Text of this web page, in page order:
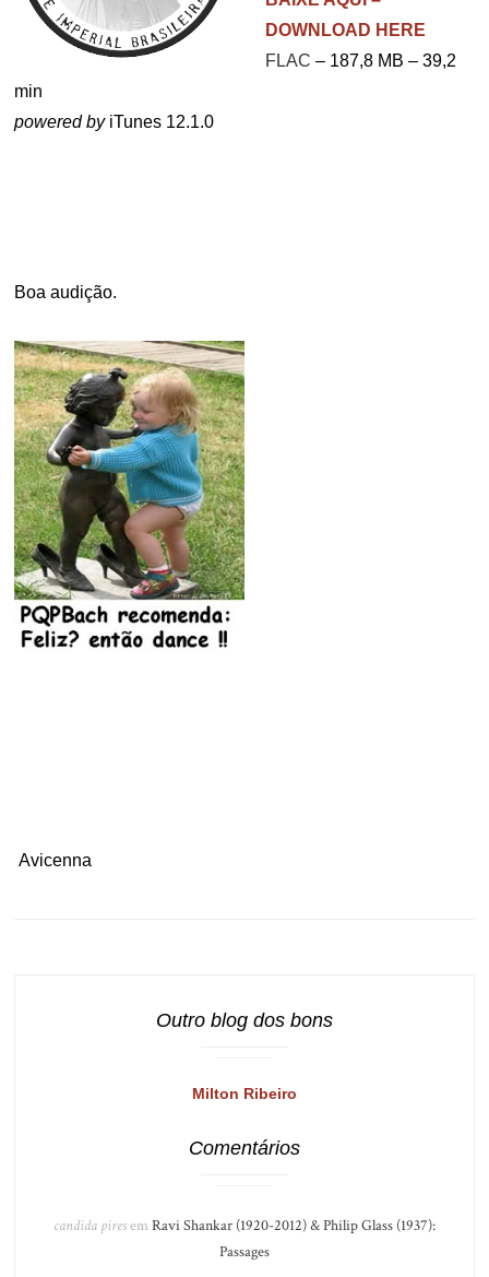
DOWNLOAD HERE
FLAC– 187,8 MB – 39,2
min
powered byiTunes 12.1.0
Boa audição.
.Avicenna
Outro blog dos bons
Milton Ribeiro
Comentários
candida piresem Ravi Shankar (1920-2012) & Philip Glass (1937):
Passages